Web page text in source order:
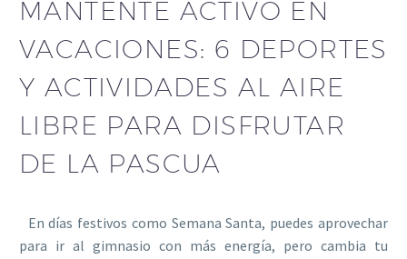
MANTENTE ACTIVO EN
VACACIONES: 6 DEPORTES
Y ACTIVIDADES AL AIRE
LIBRE PARA DISFRUTAR
DE LA PASCUA
En días festivos como Semana Santa, puedes aprovechar
para ir al gimnasio con más energía, pero cambia tu